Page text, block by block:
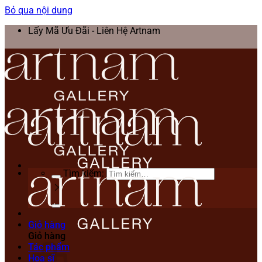
Bỏ qua nội dung
Lấy Mã Ưu Đãi - Liên Hệ Artnam
Tìm kiếm:
Giỏ hàng
Giỏ hàng
Tác phẩm
Họa sĩ